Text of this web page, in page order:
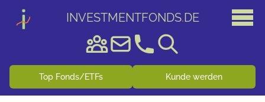
INVESTMENTFONDS.DE
Top Fonds/ETFs Kunde werden